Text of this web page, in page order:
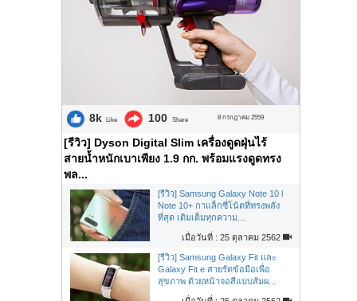
8k Like 100 Share 8 กรกฎาคม 2559
[รีวิว] Dyson Digital Slim เครื่องดูดฝุ่นไร้
สายน้ำหนักเบาเพียง 1.9 กก. พร้อมแรงดูดทรง
พล...
[รีวิว] Samsung Galaxy Note 10 l
Note 10+ กาแล็กซี่โน้ตที่ทรงพลัง
ที่สุด เติมเต็มทุกความ...
เมื่อวันที่ : 25 ตุลาคม 2562
[รีวิว] Samsung Galaxy Fit และ
Galaxy Fit e สายรัดข้อมือเพื่อ
สุขภาพ ด้วยหน้าจอสีแบบสัมผ...